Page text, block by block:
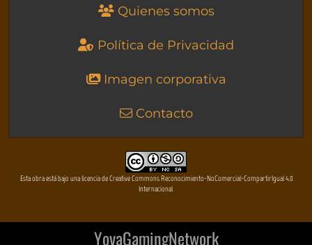
Quienes somos
Política de Privacidad
Imagen corporativa
Contacto
Esta obra está bajo una licencia de Creative Commons Reconocimiento-NoComercial-CompartirIgual 4.0
Internacional
YovaGamingNetwork